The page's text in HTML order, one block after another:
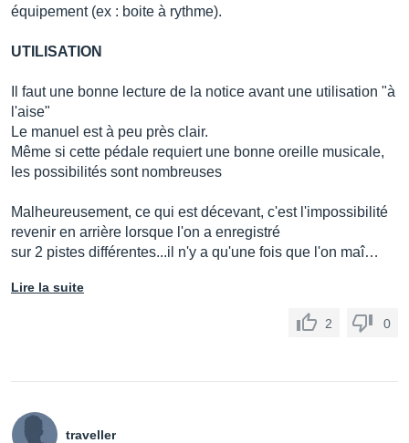
équipement (ex : boite à rythme).
UTILISATION
Il faut une bonne lecture de la notice avant une utilisation "à
l'aise"
Le manuel est à peu près clair.
Même si cette pédale requiert une bonne oreille musicale,
les possibilités sont nombreuses
Malheureusement, ce qui est décevant, c'est l'impossibilité
revenir en arrière lorsque l'on a enregistré
sur 2 pistes différentes...il n'y a qu'une fois que l'on maî…
Lire la suite
2 0
traveller